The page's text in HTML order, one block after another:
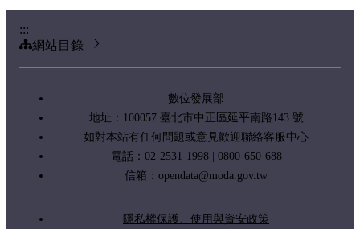
:::
網站目錄
數位發展部
地址：100057 臺北市中正區延平南路143 號
如對本站有任何問題或意見歡迎聯絡客服中心
電話：02-2531-1998 | 0800-650-688
信箱： opendata@moda.gov.tw
隱私權保護、使用與資安政策